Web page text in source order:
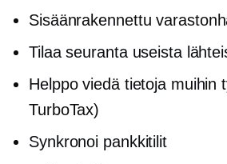
Sisäänrakennettu
Tilaa seuranta useista
Helppo viedä tietoja muihin
TurboTax)
Synkronoi pankkitilit